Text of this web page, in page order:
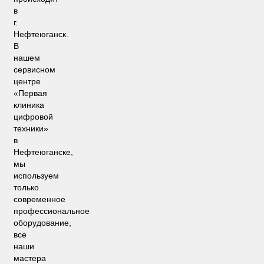
в
г.
Нефтеюганск.
В
нашем
сервисном
центре
«Первая
клиника
цифровой
техники»
в
Нефтеюганске,
мы
используем
только
современное
профессиональное
оборудование,
все
наши
мастера